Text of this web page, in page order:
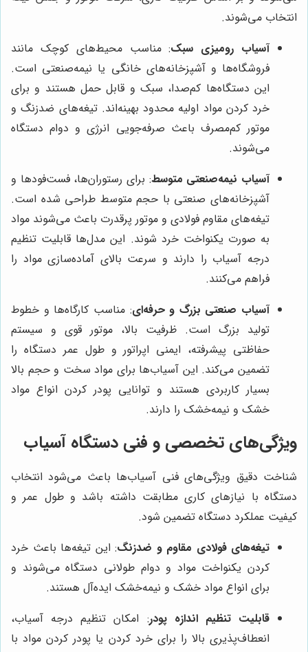
انتخاب می‌شوند.
آسیاب رومیزی سبک: مناسب محیط‌های کوچک مانند
فروشگاه‌ها و آشپزخانه‌های خانگی یا نیمه‌صنعتی است.
این دستگاه‌ها کم‌صدا، سبک و قابل حمل هستند و برای
خرد کردن مواد اولیه محدود بهینه‌اند. تیغه‌های ضدزنگ و
موتور کم‌مصرف باعث صرفه‌جویی انرژی و دوام دستگاه
می‌شوند.
آسیاب نیمه‌صنعتی متوسط: برای رستوران‌ها، فست‌فودها و
آشپزخانه‌های صنعتی با حجم متوسط طراحی شده است.
تیغه‌های مقاوم فولادی و موتور پرقدرت باعث می‌شوند مواد
به صورت یکنواخت خرد شوند. این مدل‌ها قابلیت تنظیم
درجه آسیاب را دارند و سرعت بالای آماده‌سازی مواد را
فراهم می‌کنند.
آسیاب صنعتی بزرگ و حرفه‌ای: مناسب کارگاه‌ها و خطوط
تولید بزرگ است. ظرفیت بالا، موتور قوی و سیستم
حفاظتی پیشرفته، ایمنی اپراتور و طول عمر دستگاه را
تضمین می‌کند. این آسیاب‌ها برای مواد سخت و حجم بالا
بسیار کاربردی هستند و توانایی پودر کردن انواع مواد
خشک و نیمه‌خشک را دارند.
ویژگی‌های تخصصی و فنی دستگاه آسیاب
شناخت دقیق ویژگی‌های فنی آسیاب‌ها باعث می‌شود انتخاب
دستگاه با نیازهای کاری مطابقت داشته باشد و طول عمر و
کیفیت عملکرد دستگاه تضمین شود.
تیغه‌های فولادی مقاوم و ضدزنگ: این تیغه‌ها باعث خرد
کردن یکنواخت مواد و دوام طولانی دستگاه می‌شوند و
برای انواع مواد خشک و نیمه‌خشک ایده‌آل هستند.
قابلیت تنظیم اندازه پودر: امکان تنظیم درجه آسیاب،
انعطاف‌پذیری بالا را برای خرد کردن یا پودر کردن مواد با